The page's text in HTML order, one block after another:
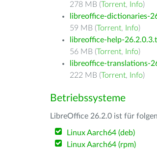
278 MB (Torrent, Info)
libreoffice-dictionaries-
59 MB (Torrent, Info)
libreoffice-help-
56 MB (Torrent, Info)
libreoffice-translations-
222 MB (Torrent, Info)
Betriebssysteme
LibreOffice 26.2.0 ist für
Linux Aarch64 (deb)
Linux Aarch64 (rpm)